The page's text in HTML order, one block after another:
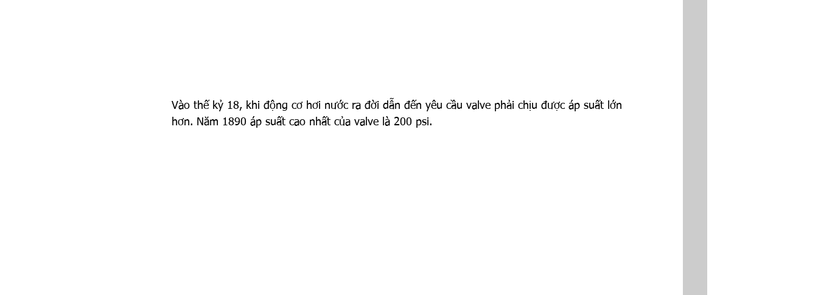
Vào thế kỷ 18, khi động cơ hơi nước ra đời dẫn đến yêu cầu valve phải chịu được áp suất lớn
hơn. Năm 1890 áp suất cao nhất của valve là 200 psi.